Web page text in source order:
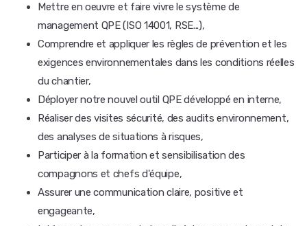
Mettre en oeuvre et faire vivre le système de
management QPE (ISO 14001, RSE...),
Comprendre et appliquer les règles de prévention et les
exigences environnementales dans les conditions réelles
du chantier,
Déployer notre nouvel outil QPE développé en interne,
Réaliser des visites sécurité, des audits environnement,
des analyses de situations à risques,
Participer à la formation et sensibilisation des
compagnons et chefs d'équipe,
Assurer une communication claire, positive et
engageante,